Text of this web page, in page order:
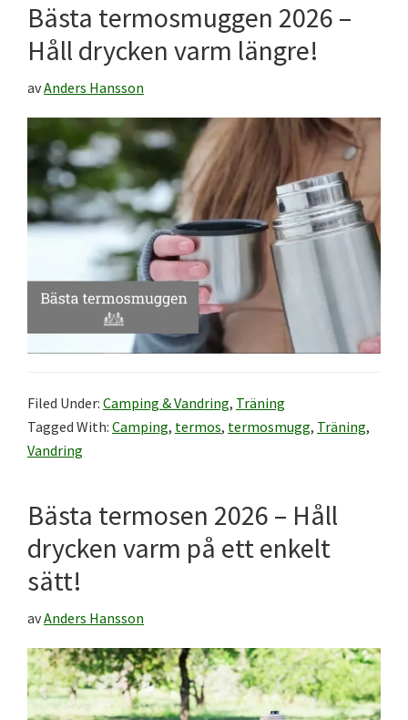
Bästa termosmuggen 2026 –
Håll drycken varm längre!
avAnders Hansson
Filed Under: Camping & Vandring, Träning
Tagged With: Camping, termos, termosmugg, Träning,
Vandring
Bästa termosen 2026 – Håll
drycken varm på ett enkelt
sätt!
avAnders Hansson